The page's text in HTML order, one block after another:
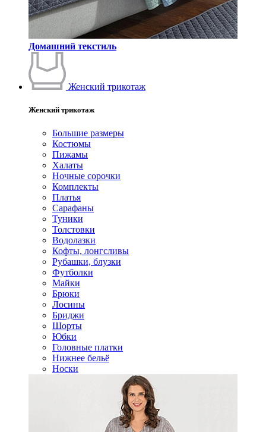
Домашний текстиль
Женский трикотаж
Женский трикотаж
Большие размеры
Костюмы
Пижамы
Халаты
Ночные сорочки
Комплекты
Платья
Сарафаны
Туники
Толстовки
Водолазки
Кофты, лонгсливы
Рубашки, блузки
Футболки
Майки
Брюки
Лосины
Бриджи
Шорты
Юбки
Головные платки
Нижнее бельё
Носки